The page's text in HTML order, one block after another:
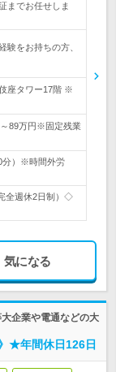
までお任せしま
験をお持ちの方、
座タワー17階 ※
89万円※固定残業
分）※時間外労
全週休2日制）◇
気になる
企業や電通などの大
★年間休日126日